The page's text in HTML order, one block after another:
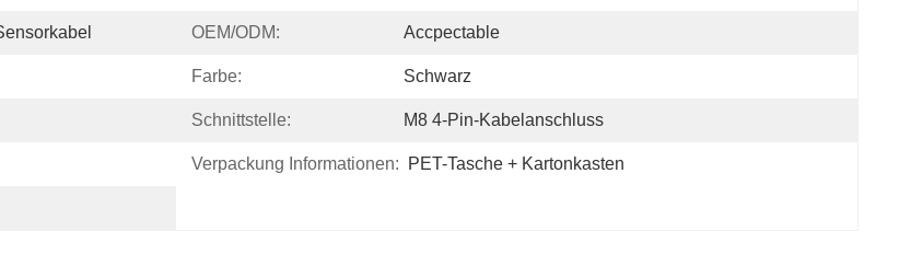
OEM/ODM: Accpectable
Farbe: Schwarz
Schnittstelle: M8 4-Pin-Kabelanschluss
Verpackung Informationen: PET-Tasche + Kartonkasten